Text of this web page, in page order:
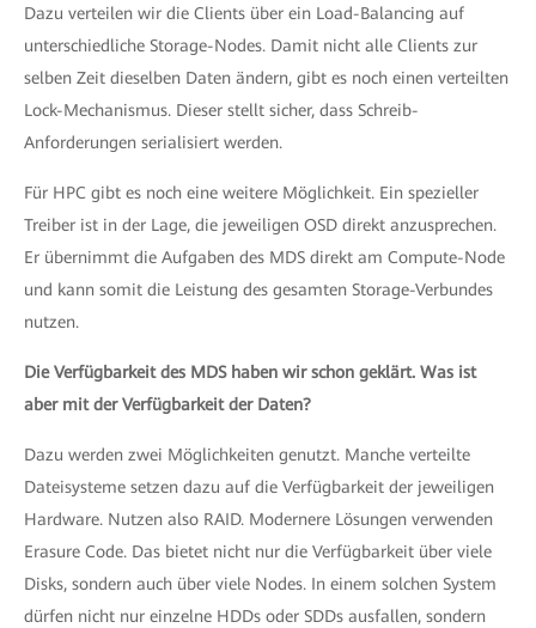
Dazu verteilen wir die Clients über ein Load-Balancing auf
unterschiedliche Storage-Nodes. Damit nicht alle Clients zur
selben Zeit dieselben Daten ändern, gibt es noch einen verteilten
Lock-Mechanismus. Dieser stellt sicher, dass Schreib-
Anforderungen serialisiert werden.
Für HPC gibt es noch eine weitere Möglichkeit. Ein spezieller
Treiber ist in der Lage, die jeweiligen OSD direkt anzusprechen.
Er übernimmt die Aufgaben des MDS direkt am Compute-Node
und kann somit die Leistung des gesamten Storage-Verbundes
nutzen.
Die Verfügbarkeit des MDS haben wir schon geklärt. Was ist
aber mit der Verfügbarkeit der Daten?
Dazu werden zwei Möglichkeiten genutzt. Manche verteilte
Dateisysteme setzen dazu auf die Verfügbarkeit der jeweiligen
Hardware. Nutzen also RAID. Modernere Lösungen verwenden
Erasure Code. Das bietet nicht nur die Verfügbarkeit über viele
Disks, sondern auch über viele Nodes. In einem solchen System
dürfen nicht nur einzelne HDDs oder SDDs ausfallen, sondern